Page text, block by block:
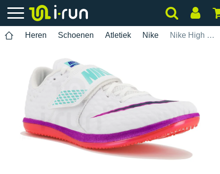
Heren Schoenen Atletiek Nike Nike High Jump Elite